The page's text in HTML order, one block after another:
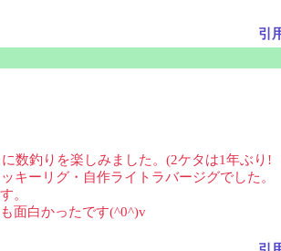
引
数釣りを楽しみました。(2ケタは1年ぶり!
キーリグ・自作ライトラバージグでした。
。
面白かったです(^0^)v